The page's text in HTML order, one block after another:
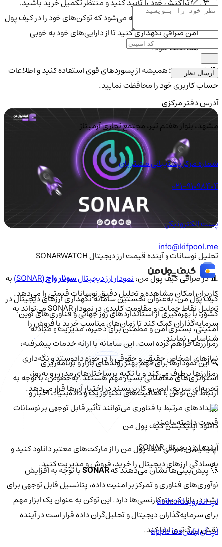
✅ تراکنش خود را تأیید کنید و منتظر تکمیل خرید باشید.
🛡️ پس از خرید، توصیه می‌شود که توکن‌های خود را در کیف پول
امن صرافی نگهداری کنید تا از دارایی‌های خود به خوبی
محافظت شود.
💡نکته امنیتی:همیشه از پسوردهای قوی استفاده کنید و اطلاعات
حساب کاربری خود را محافظت نمایید.
تحلیل نوسانات و آینده قیمت ارز دیجیتال SONARWATCH
📊 در صرافی کیف پول من،نمودار ارز دیجیتالسونار واچ(SONAR)
به
کاربران امکان مشاهده و تحلیل دقیق نوسانات قیمتی را می‌دهد.
تحلیل نقاط حمایت و مقاومت کلیدی در نمودار SONAR می‌تواند به
سرمایه‌گذاران کمک کند تا زمان‌های مناسب خرید یا فروش را
شناسایی نمایند.
🔍 این نمودارها برای فهم بهتر روندهای بازار و برنامه‌ریزی
استراتژی‌های معاملاتی بسیار مهم هستند. به‌خصوص، با توجه به
ارتباط این توکن با فعالیت‌های تکنولوژیک و داده‌بنیاد، اخبار و
رویدادهای مرتبط با فناوری می‌توانند تأثیر قابل توجهی بر نوسانات
قیمت داشته باشند.
آینده ارز دیجیتال SONAR
🚀 پیش‌بینی‌ها نشان می‌دهند کهSONARبا توجه به افزایش
نوآوری‌های فناوری و تمرکز بر امنیت داده، پتانسیل قابل توجهی برای
رشد در بازار کریپتوکارنسی‌ها دارد. این توکن به عنوان یک ابزار مهم
برای سرمایه‌گذاران دیجیتال و تحلیل‌گران داده قرار است در آینده
نقش بزرگ‌تری ایفا کند.
ارسال نظر
آدرس دفتر مرکزی
مشهد، بلوار هفتم تیر، مجتمع تجاری آرمیتاژ
شماره مرکز پشتیبانی مشتریان
021-91098404
پست الکترونیکی
info@kifpool.me
کیف‌ پول من، به‌عنوان نخستین سامانه نگهداری ارزهای دیجیتال در
کشور، با بهره‌گیری از استانداردهای روز جهانی و فناوری‌های نوین
امنیتی، بستری امن و مطمئن برای ذخیره، مدیریت و مبادله
رمزارزها فراهم کرده است. این سامانه با ارائه خدمات پیشرفته،
نیازهای اشخاص حقیقی و حقوقی را در حوزه دادوستد و نگه‌داری
رمزارزها برطرف می‌کند و با تکیه بر ساختارهای مدرن و به‌روز،
تجربه‌ای سریع، ایمن و کاربرپسند در اختیار آن‌ها قرار می‌دهد.
دانلود اپلیکیشن کیف‌ پول من
اپلیکیشن صرافی کیف پول من را از مارکت‌های معتبر دانلود کنید و
به‌سادگی ارزهای دیجیتال را خرید، فروش و مدیریت کنید.
اپ اندرویدandroid
اپ آی‌او‌اسapple ios